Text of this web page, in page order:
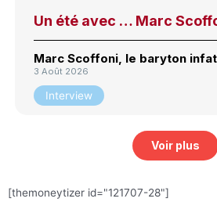
Un été avec … Marc
Marc Scoffoni, le baryton
3 Août 2026
Interview
Voir plus
[themoneytizer id="121707-28"]